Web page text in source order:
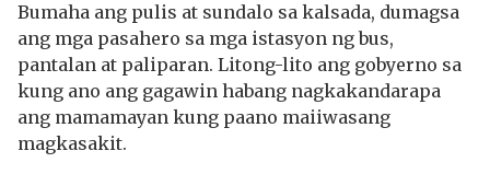
Bumaha ang pulis at sundalo sa kalsada, dumagsa
ang mga pasahero sa mga istasyon ng bus,
pantalan at paliparan. Litong-lito ang gobyerno sa
kung ano ang gagawin habang nagkakandarapa
ang mamamayan kung paano maiiwasang
magkasakit.